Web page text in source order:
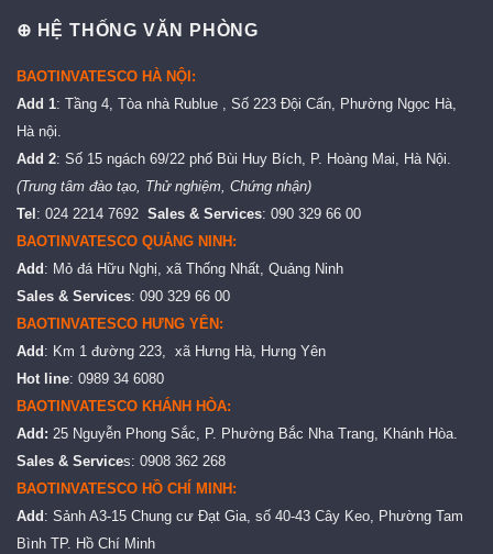
⊕ HỆ THỐNG VĂN PHÒNG
BAOTINVATESCO HÀ NỘI:
Add 1: Tầng 4, Tòa nhà Rublue , Số 223 Đội Cấn, Phường Ngọc Hà,
Hà nội.
Add 2: Số 15 ngách 69/22 phố Bùi Huy Bích, P. Hoàng Mai, Hà Nội.
(Trung tâm đào tạo, Thử nghiệm, Chứng nhận)
Tel : 024 2214 7692 Sales & Services: 090 329 66 00
BAOTINVATESCO QUẢNG NINH:
Add : Mỏ đá Hữu Nghị, xã Thống Nhất, Quảng Ninh
Sales & Services: 090 329 66 00
BAOTINVATESCO HƯNG YÊN:
Add : Km 1 đường 223, xã Hưng Hà, Hưng Yên
Hot line: 0989 34 6080
BAOTINVATESCO KHÁNH HÒA:
Add: 25 Nguyễn Phong Sắc, P. Phường Bắc Nha Trang, Khánh Hòa.
Sales & Services: 0908 362 268
BAOTINVATESCO HỒ CHÍ MINH:
Add : Sảnh A3-15 Chung cư Đạt Gia, số 40-43 Cây Keo, Phường Tam
Bình TP. Hồ Chí Minh